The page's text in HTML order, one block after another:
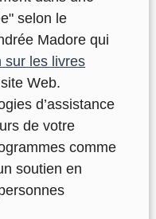
selon le
Madore qui
sur les livres
Web.
d’assistance
de votre
comme
soutien en